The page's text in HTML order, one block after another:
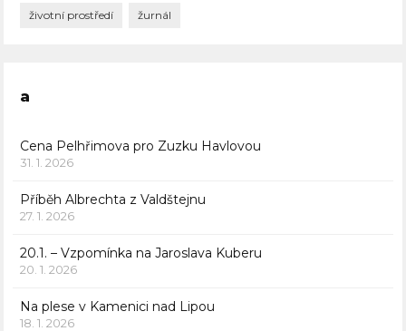
životní prostředí žurnál
a
Cena Pelhřimova pro Zuzku Havlovou
31. 1. 2026
Příběh Albrechta z Valdštejnu
27. 1. 2026
20.1. – Vzpomínka na Jaroslava Kuberu
20. 1. 2026
Na plese v Kamenici nad Lipou
18. 1. 2026